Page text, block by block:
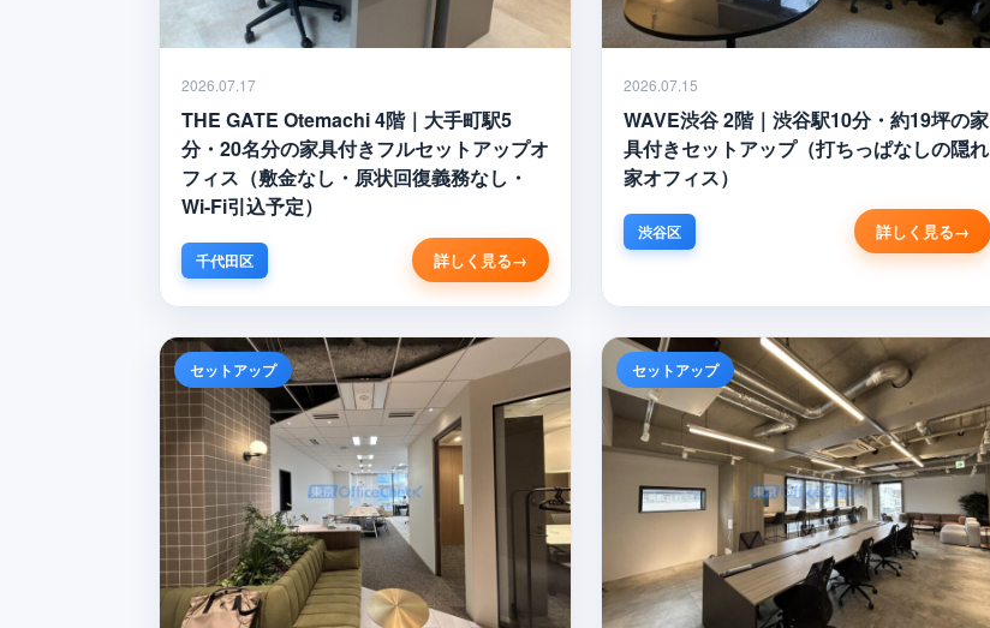
2026.07.17
THE GATE Otemachi 4階｜大手町駅5
分・20名分の家具付きフルセットアップオ
フィス（敷金なし・原状回復義務なし・
Wi-Fi引込予定）
千代田区 詳しく見る
2026.07.15
WAVE渋谷 2階｜渋谷駅10分・約19坪の家
具付きセットアップ（打ちっぱなしの隠れ
家オフィス）
渋谷区 詳しく見る
セットアップ セットアップ